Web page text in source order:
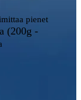
pienet
(200g -